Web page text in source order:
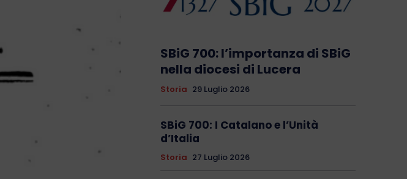
SBiG 700: l’importanza di SBiG
nella diocesi di Lucera
Storia 29 Luglio 2026
SBiG 700: I Catalano e l’Unità
d’Italia
Storia 27 Luglio 2026